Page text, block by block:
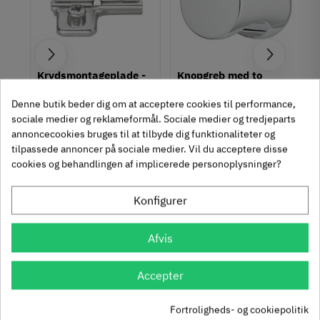
Dørbevægelse
Overlappende
Inden i skab
Dørtykkelse
20-29 mm
Antal låger
Til 1 låge
Til 1 til 2 låger
Til 2 låger
Til 2 til 4 låger
Til flere end 4 låger
Gulv
Krydsmontageplade -
Euroskruer
329.87.510
9,25 kr-50%
4,63 Inkl. moms
312 stk på lager
Knopgreb med to
stål
136.05.009
14,40 kr-60%
5, 76 Inkl. moms
1131 stk på lager
Se også disse alternativer i stedet
Denne butik beder dig om at acceptere cookies til performance,
sociale medier og reklameformål. Sociale medier og tredjeparts
annoncecookies bruges til at tilbyde dig funktionaliteter og
tilpassede annoncer på sociale medier. Vil du acceptere disse
cookies og behandlingen af implicerede personoplysninger?
Konfigurer
Afvis
Accepter
Fortroligheds- og cookiepolitik